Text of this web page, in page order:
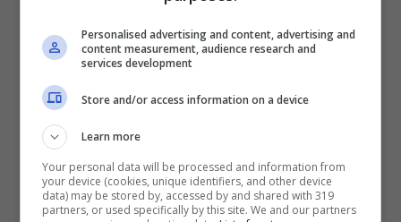
poeti come Byron e Carducci. Un paio
d’ore qui dentro alleFonti del Clitunno
ricaricarvi fra salici e cigni. Dopo di che
vista la vicinanza
vedere il duomo e la rocco Albornoz.
Personalised advertising and content, advertising and
content measurement, audience research and
services development
Store and/or access information on a device
Learn more
Your personal data will be processed and information from
your device (cookies, unique identifiers, and other device
data) may be stored by, accessed by and shared with 319
partners, or used specifically by this site. We and our partners